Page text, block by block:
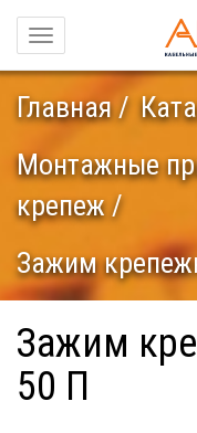
Навигация
Главная
Монтажные
крепеж
Зажим
Зажим
50 П